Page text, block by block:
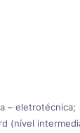
– eletrotécnica;
(nível